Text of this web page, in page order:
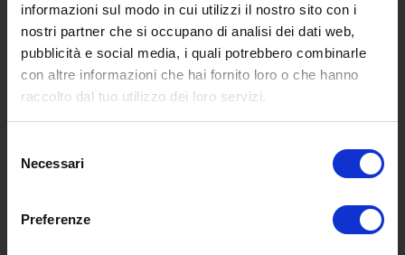
informazioni sul modo in cui utilizzi il nostro sito con i
nostri partner che si occupano di analisi dei dati web,
pubblicità e social media, i quali potrebbero combinarle
con altre informazioni che hai fornito loro o che hanno
raccolto dal tuo utilizzo dei loro servizi.
delNecessari
Preferenze
SCOPRI I NOSTRI CENTRI
MENU
Chi siamo
Servizi